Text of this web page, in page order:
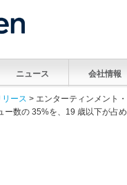
ニュース 会社情報
リース > エンターティンメント
ー数の 35%を、19 歳以下が占